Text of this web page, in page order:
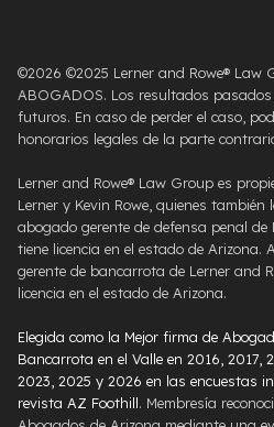
©2026 ©2025 Lerner and Rowe® Law
ABOGADOS. Los resultados
futuros. En caso de perder el caso,
honorarios legales de la parte
Lerner and Rowe® Law Group es
Lerner y Kevin Rowe, quienes también
abogado gerente de defensa penal
tiene licencia en el estado de Arizona.
gerente de bancarrota de Lerner and
licencia en el estado de Arizona.
Elegida como la Mejor firma de
Bancarrota en el Valle en 2016, 2017,
2023, 2025 y 2026 en las encuestas
revista AZ Foothill. Membresía